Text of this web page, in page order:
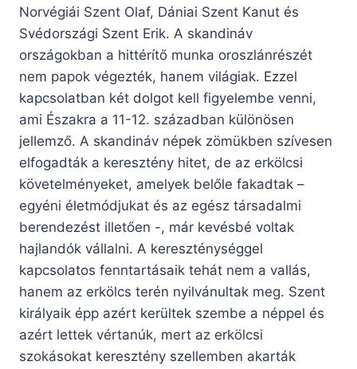
Norvégiái Szent Olaf, Dániai Szent Kanut és
Svédországi Szent Erik. A skandináv
országokban a hittérítő munka oroszlánrészét
nem papok végezték, hanem világiak. Ezzel
kapcsolatban két dolgot kell figyelembe venni,
ami Északra a 11-12. században különösen
jellemző. A skandináv népek zömükben szívesen
elfogadták a keresztény hitet, de az erkölcsi
követelményeket, amelyek belőle fakadtak –
egyéni életmódjukat és az egész társadalmi
berendezést illetően -, már kevésbé voltak
hajlandók vállalni. A kereszténységgel
kapcsolatos fenntartásaik tehát nem a vallás,
hanem az erkölcs terén nyilvánultak meg. Szent
királyaik épp azért kerültek szembe a néppel és
azért lettek vértanúk, mert az erkölcsi
szokásokat keresztény szellemben akarták